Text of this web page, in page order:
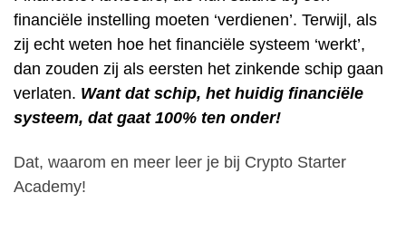
financiële instelling moeten ‘verdienen’. Terwijl, als
zij echt weten hoe het financiële systeem ‘werkt’,
dan zouden zij als eersten het zinkende schip gaan
verlaten. Want dat schip, het huidig financiële
systeem, dat gaat 100% ten onder!
Dat, waarom en meer leer je bij Crypto Starter
Academy!